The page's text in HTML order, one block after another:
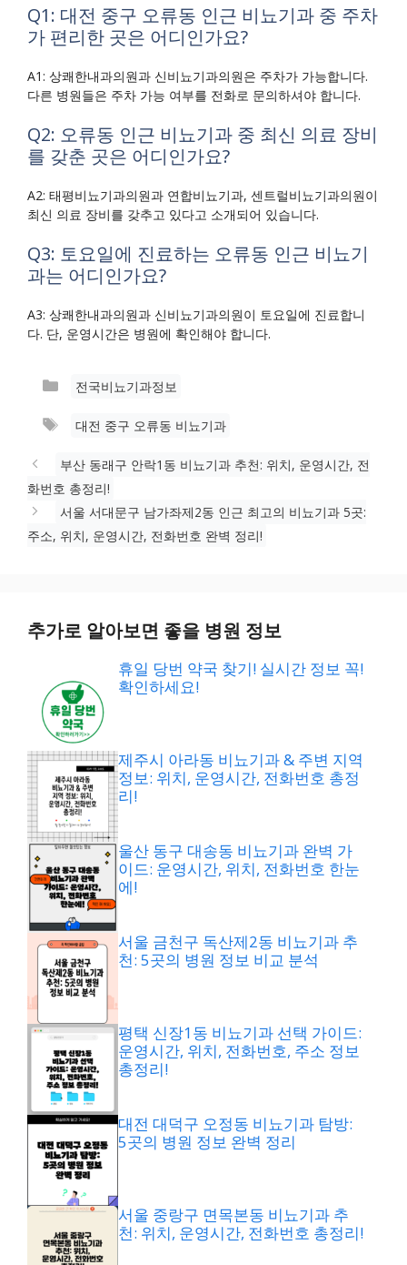
Q1: 대전 중구 오류동 인근 비뇨기과 중 주차
가 편리한 곳은 어디인가요?
A1: 상쾌한내과의원과 신비뇨기과의원은 주차가 가능합니다.
다른 병원들은 주차 가능 여부를 전화로 문의하셔야 합니다.
Q2: 오류동 인근 비뇨기과 중 최신 의료 장비
를 갖춘 곳은 어디인가요?
A2: 태평비뇨기과의원과 연합비뇨기과, 센트럴비뇨기과의원이
최신 의료 장비를 갖추고 있다고 소개되어 있습니다.
Q3: 토요일에 진료하는 오류동 인근 비뇨기
과는 어디인가요?
A3: 상쾌한내과의원과 신비뇨기과의원이 토요일에 진료합니
다. 단, 운영시간은 병원에 확인해야 합니다.
카
고
전국비뇨기과정보
태
대전 중구 오류동 비뇨기과
부산 동래구 안락1동 비뇨기과 추천: 위치, 운영시간, 전
화번호 총정리!
서울 서대문구 남가좌제2동 인근 최고의 비뇨기과 5곳:
주소, 위치, 운영시간, 전화번호 완벽 정리!
추가로 알아보면 좋을 병원 정보
휴일 당번 약국 찾기! 실시간 정보 꼭!
확인하세요!
제주시 아라동 비뇨기과 & 주변 지역
정보: 위치, 운영시간, 전화번호 총정
리!
울산 동구 대송동 비뇨기과 완벽 가
이드: 운영시간, 위치, 전화번호 한눈
에!
서울 금천구 독산제2동 비뇨기과 추
천: 5곳의 병원 정보 비교 분석
평택 신장1동 비뇨기과 선택 가이드:
운영시간, 위치, 전화번호, 주소 정보
총정리!
대전 대덕구 오정동 비뇨기과 탐방:
5곳의 병원 정보 완벽 정리
서울 중랑구 면목본동 비뇨기과 추
천: 위치, 운영시간, 전화번호 총정리!